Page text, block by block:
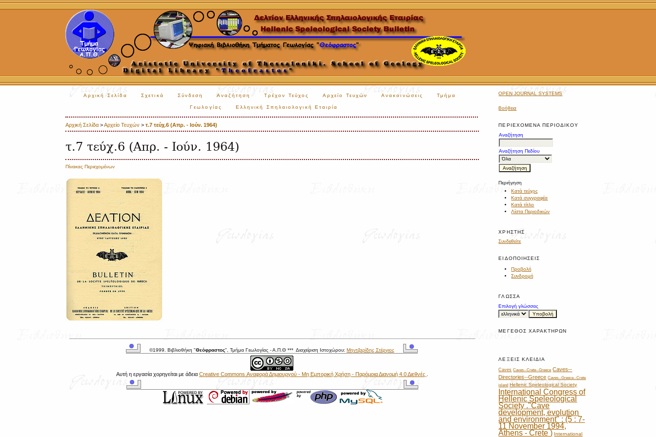
OPEN JOURNAL SYSTEMS
Βοήθεια
ΠΕΡΙΕΧΌΜΕΝΑ ΠΕΡΙΟΔΙΚΟΎ
Αναζήτηση
Αναζήτηση Πεδίου
Περιήγηση
Κατά τεύχος
Κατά συγγραφέα
Κατά τίτλο
Λίστα Περιοδικών
ΧΡΉΣΤΗΣ
Συνδεθείτε
ΕΙΔΟΠΟΙΉΣΕΙΣ
Προβολή
Συνδρομή
ΓΛΏΣΣΑ
Επιλογή γλώσσας
ΜΈΓΕΘΟΣ ΧΑΡΑΚΤΉΡΩΝ
ΛΈΞΕΙΣ ΚΛΕΙΔΙΆ
Caves Caves--Crete--Greece Caves--
Directories--Greece Caves--Greece--Crete
island Hellenic Speleological Society
International Congress of
Hellenic Speleological
Society ."Cave
development, evolution
and environment" : (5 : 7-
11 November 1994,
Athens - Crete ) International
Αρχική Σελίδα Σχετικά Σύνδεση Αναζήτηση Τρέχον Τεύχος Αρχείο Τευχών Ανακοινώσεις Τμήμα
Γεωλογίας Ελληνική Σπηλαιολογική Εταιρία
Αρχική Σελίδα >Αρχείο Τευχών >τ.7 τεύχ.6 (Απρ. - Ιούν. 1964)
τ.7 τεύχ.6 (Απρ. - Ιούν. 1964)
Πίνακας Περιεχομένων
©1999. Βιβλιοθήκη "Θεόφραστος", Τμήμα Γεωλογίας - Α.Π.Θ *** Διαχείριση Ιστοχώρου:Μηντζαρίδης Στέργιος
Αυτή η εργασία χορηγείται με άδεια Creative Commons Αναφορά Δημιουργού - Μη Εμπορική Χρήση - Παρόμοια Διανομή 4.0 Διεθνές